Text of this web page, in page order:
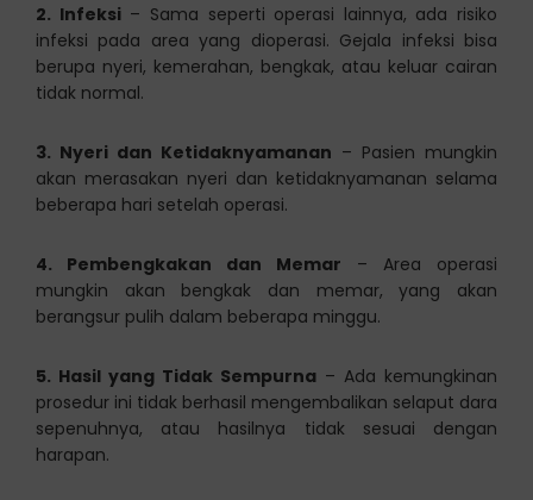
2. Infeksi– Sama seperti operasi lainnya, ada risiko
infeksi pada area yang dioperasi. Gejala infeksi bisa
berupa nyeri, kemerahan, bengkak, atau keluar cairan
tidak normal.
3. Nyeri dan Ketidaknyamanan – Pasien mungkin
akan merasakan nyeri dan ketidaknyamanan selama
beberapa hari setelah operasi.
4. Pembengkakan dan Memar – Area operasi
mungkin akan bengkak dan memar, yang akan
berangsur pulih dalam beberapa minggu.
5. Hasil yang Tidak Sempurna – Ada kemungkinan
prosedur ini tidak berhasil mengembalikan selaput dara
sepenuhnya, atau hasilnya tidak sesuai dengan
harapan.